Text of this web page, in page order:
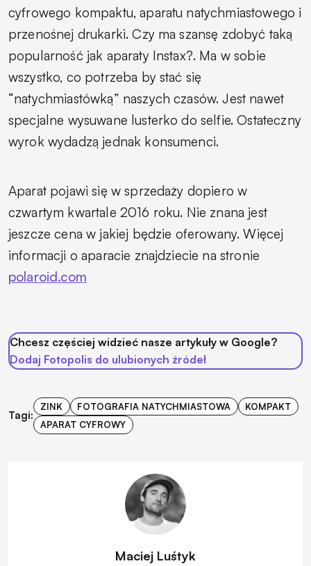
cyfrowego kompaktu, aparatu natychmiastowego i
przenośnej drukarki. Czy ma szansę zdobyć taką
popularność jak aparaty Instax?. Ma w sobie
wszystko, co potrzeba by stać się
“natychmiastówką” naszych czasów. Jest nawet
specjalne wysuwane lusterko do selfie. Ostateczny
wyrok wydadzą jednak konsumenci.
Aparat pojawi się w sprzedaży dopiero w
czwartym kwartale 2016 roku. Nie znana jest
jeszcze cena w jakiej będzie oferowany. Więcej
informacji o aparacie znajdziecie na stronie
polaroid.com
Chcesz częściej widzieć nasze artykuły w Google?
Dodaj Fotopolis do ulubionych źródeł
Tagi:
ZINK FOTOGRAFIA NATYCHMIASTOWA
KOMPAKT
APARAT CYFROWY
Maciej Luśtyk